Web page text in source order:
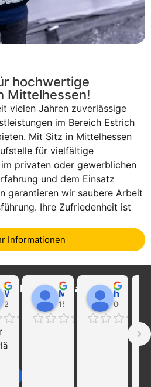
hochwertige
Mittelhessen!
vielen Jahren zuverlässige
im Bereich Estrich
Mit Sitz in Mittelhessen
für vielfältige
privaten oder gewerblichen
und dem Einsatz
garantieren wir saubere Arbeit
Ihre Zufriedenheit ist
Informationen
Estrich & Sanierung
Walter Wider
22:21 01 Feb 24
Marcel Becker
15:39 31 Jan 24
hayat Nikolaeva
00:29 16